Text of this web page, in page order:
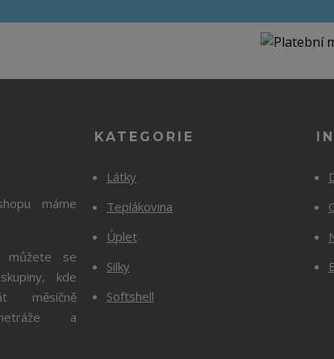
máme
můžete se
kde
měsíčně
a
KATEGORIE
Látky
Teplákovina
Úplet
Silky
Softshell